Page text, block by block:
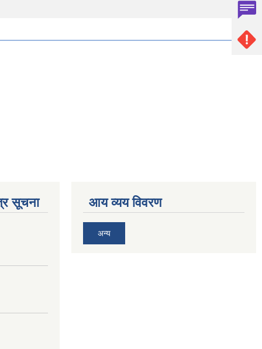
सूचना आय व्यय विवरण
अन्य